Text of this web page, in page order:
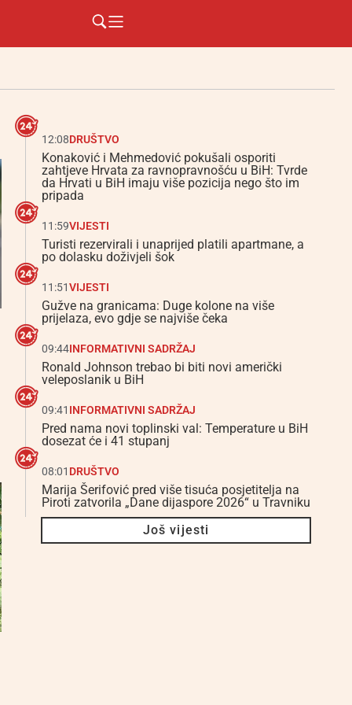
12:08DRUŠTVO
Konaković i Mehmedović pokušali osporiti
zahtjeve Hrvata za ravnopravnošću u BiH: Tvrde
da Hrvati u BiH imaju više pozicija nego što im
pripada
11:59VIJESTI
Turisti rezervirali i unaprijed platili apartmane, a
po dolasku doživjeli šok
11:51VIJESTI
Gužve na granicama: Duge kolone na više
prijelaza, evo gdje se najviše čeka
09:44INFORMATIVNI SADRŽAJ
Ronald Johnson trebao bi biti novi američki
veleposlanik u BiH
09:41 INFORMATIVNI SADRŽAJ
Pred nama novi toplinski val: Temperature u BiH
dosezat će i 41 stupanj
08:01 DRUŠTVO
Marija Šerifović pred više tisuća posjetitelja na
Piroti zatvorila „Dane dijaspore 2026“ u Travniku
Još vijesti